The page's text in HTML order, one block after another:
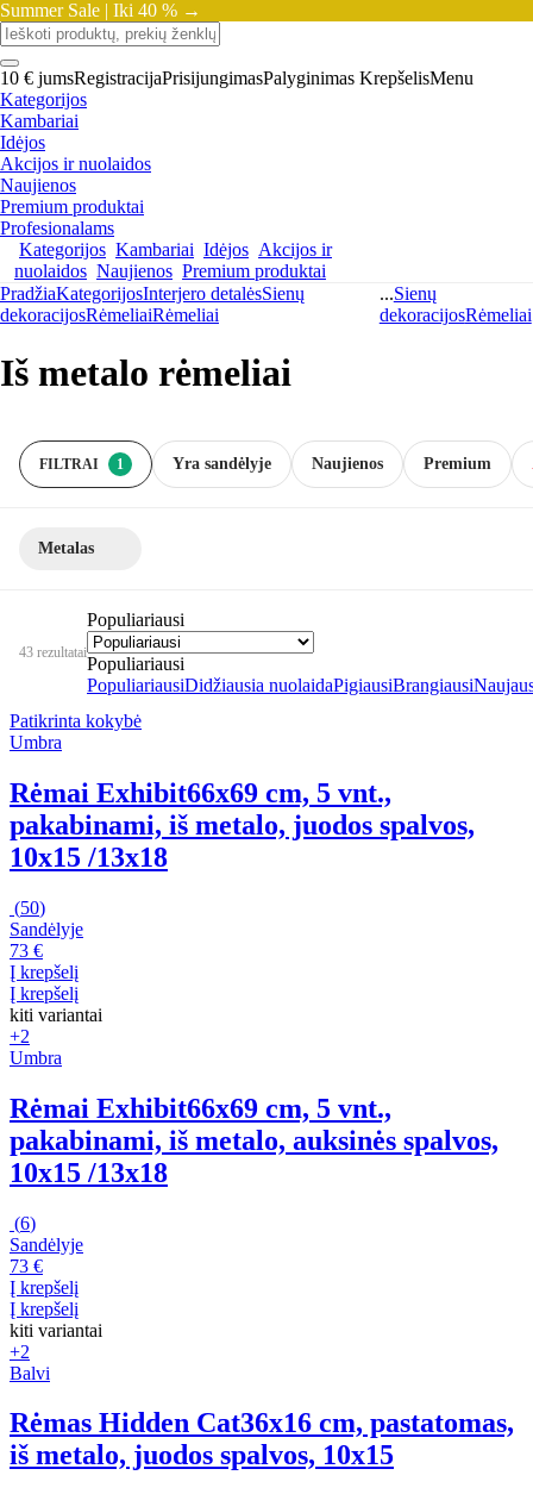
Summer Sale | Iki 40 % →
10 € jumsRegistracijaPrisijungimasPalyginimas KrepšelisMenu
Kategorijos
Kambariai
Idėjos
Akcijos ir nuolaidos
Naujienos
Premium produktai
Profesionalams
Kategorijos Kambariai Idėjos Akcijos ir
nuolaidos Naujienos Premium produktai
PradžiaKategorijosInterjero detalėsSienų
dekoracijosRėmeliaiRėmeliai
...Sienų
dekoracijosRėmeliai
Iš metalo rėmeliai
FILTRAI 1 Yra sandėlyje Premium
Naujienos
Metalas
43 rezultatai
Populiariausi
Populiariausi
PopuliariausiDidžiausia nuolaidaPigiausiBrangiausi
Patikrinta kokybė
Umbra
Rėmai Exhibit66x69 cm, 5 vnt.,
pakabinami, iš metalo, juodos spalvos,
10x15 /13x18
(50)
Sandėlyje
73 €
Į krepšelį
Į krepšelį
kiti variantai
+2
Umbra
Rėmai Exhibit66x69 cm, 5 vnt.,
pakabinami, iš metalo, auksinės spalvos,
10x15 /13x18
(6)
Sandėlyje
73 €
Į krepšelį
Į krepšelį
kiti variantai
+2
Balvi
Rėmas Hidden Cat36x16 cm, pastatomas,
iš metalo, juodos spalvos, 10x15